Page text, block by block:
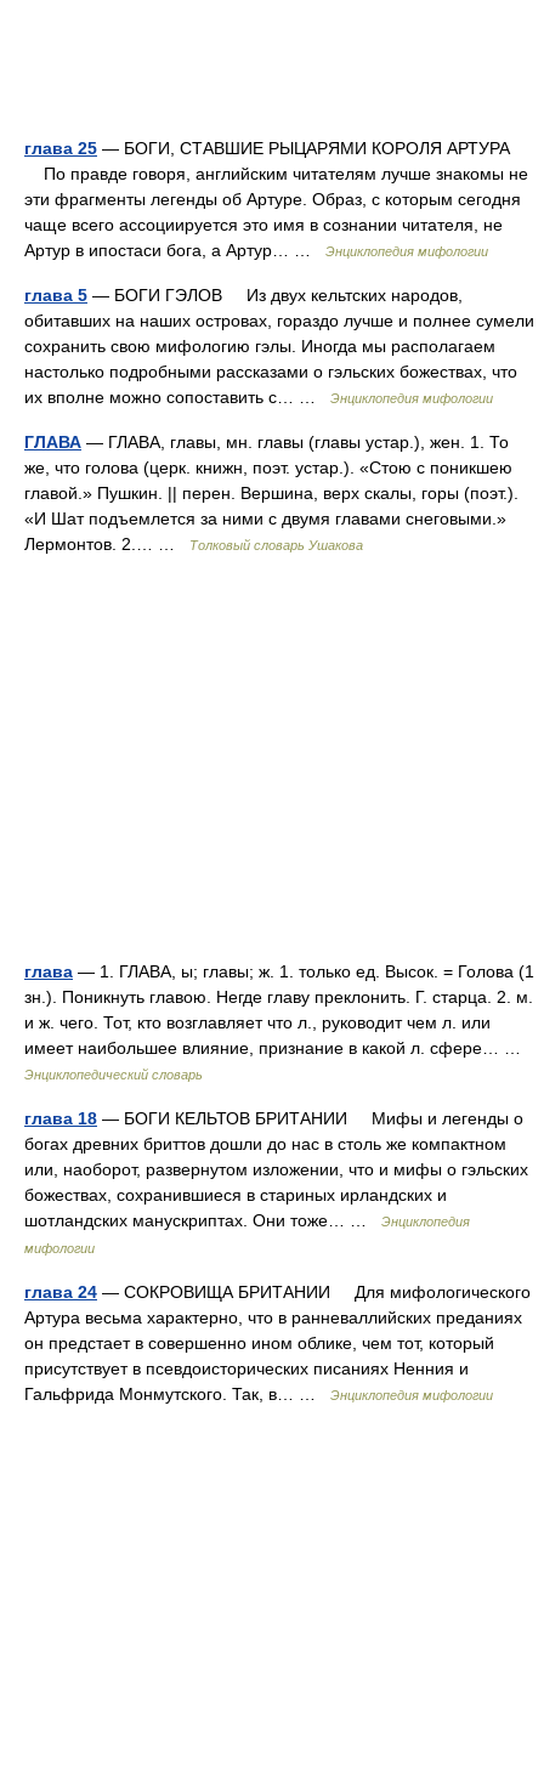
глава 25 — БОГИ, СТАВШИЕ РЫЦАРЯМИ КОРОЛЯ АРТУРА
По правде говоря, английским читателям лучше знакомы не
эти фрагменты легенды об Артуре. Образ, с которым сегодня
чаще всего ассоциируется это имя в сознании читателя, не
Артур в ипостаси бога, а Артур… …
Энциклопедия мифологии
глава 5 — БОГИ ГЭЛОВ Из двух кельтских народов,
обитавших на наших островах, гораздо лучше и полнее сумели
сохранить свою мифологию гэлы. Иногда мы располагаем
настолько подробными рассказами о гэльских божествах, что
их вполне можно сопоставить с… …
Энциклопедия мифологии
ГЛАВА — ГЛАВА, главы, мн. главы (главы устар.), жен. 1. То
же, что голова (церк. книжн, поэт. устар.). «Стою с поникшею
главой.» Пушкин. || перен. Вершина, верх скалы, горы (поэт.).
«И Шат подъемлется за ними с двумя главами снеговыми.»
Лермонтов. 2.… …
Толковый словарь Ушакова
глава — 1. ГЛАВА, ы; главы; ж. 1. только ед. Высок. = Голова (1
зн.). Поникнуть главою. Негде главу преклонить. Г. старца. 2. м.
и ж. чего. Тот, кто возглавляет что л., руководит чем л. или
имеет наибольшее влияние, признание в какой л. сфере… …
Энциклопедический словарь
глава 18 — БОГИ КЕЛЬТОВ БРИТАНИИ Мифы и легенды о
богах древних бриттов дошли до нас в столь же компактном
или, наоборот, развернутом изложении, что и мифы о гэльских
божествах, сохранившиеся в стариных ирландских и
шотландских манускриптах. Они тоже… …
Энциклопедия
мифологии
глава 24 — СОКРОВИЩА БРИТАНИИ Для мифологического
Артура весьма характерно, что в ранневаллийских преданиях
он предстает в совершенно ином облике, чем тот, который
присутствует в псевдоисторических писаниях Ненния и
Гальфрида Монмутского. Так, в… …
Энциклопедия мифологии